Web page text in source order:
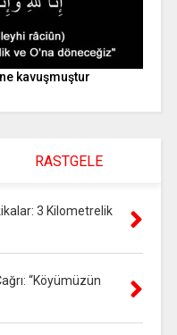
kavuşmuştur
RASTGELE
3 Kilometrelik
“Köyümüzün